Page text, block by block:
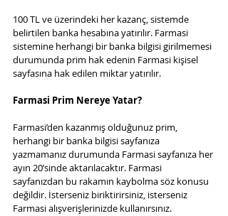
100 TL ve üzerindeki her kazanç, sistemde
belirtilen banka hesabına yatırılır. Farmasi
sistemine herhangi bir banka bilgisi girilmemesi
durumunda prim hak edenin Farmasi kişisel
sayfasına hak edilen miktar yatırılır.
Farmasi Prim Nereye Yatar?
Farmasi’den kazanmış olduğunuz prim,
herhangi bir banka bilgisi sayfanıza
yazmamanız durumunda Farmasi sayfanıza her
ayın 20’sinde aktarılacaktır. Farmasi
sayfanızdan bu rakamın kaybolma söz konusu
değildir. İsterseniz biriktirirsiniz, isterseniz
Farmasi alışverişlerinizde kullanırsınız.